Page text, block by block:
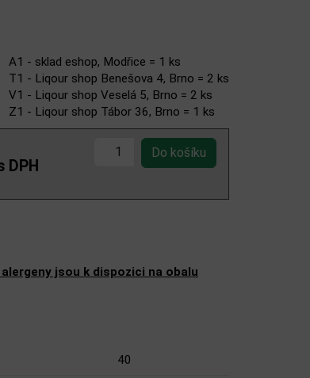
A1 - sklad eshop, Modřice = 1 ks
T1 - Liqour shop Benešova 4, Brno = 2 ks
V1 - Liqour shop Veselá 5, Brno = 2 ks
Z1 - Liqour shop Tábor 36, Brno = 1 ks
DPH
jsou k dispozici na obalu
40